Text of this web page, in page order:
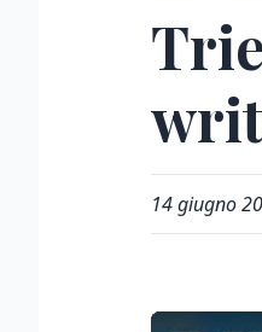
14 giugno